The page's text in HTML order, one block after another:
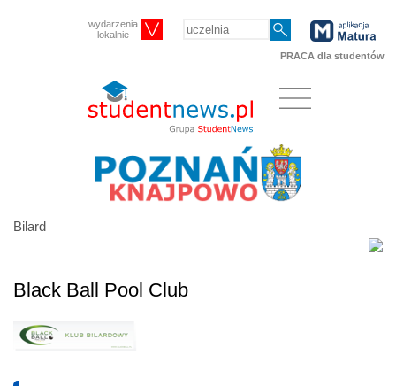
wydarzenia
lokalnie
PRACA dla studentów
Bilard
Black Ball Pool Club